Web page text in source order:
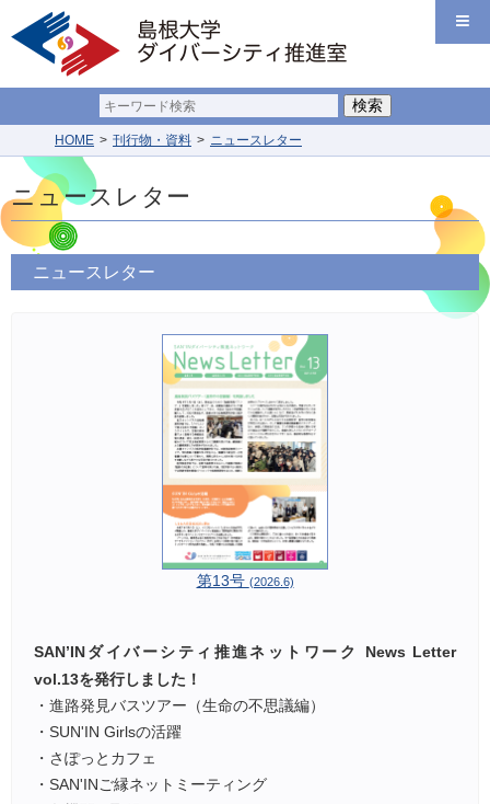
HOME 刊行物・資料 ニュースレター
ニュースレター
ニュースレター
第13号 (2026.6)
SAN’INダイバーシティ推進ネットワーク News Letter
vol.13を発行しました！
・進路発見バスツアー（生命の不思議編）
・SUN'IN Girlsの活躍
・さぽっとカフェ
・SAN'INご縁ネットミーティング